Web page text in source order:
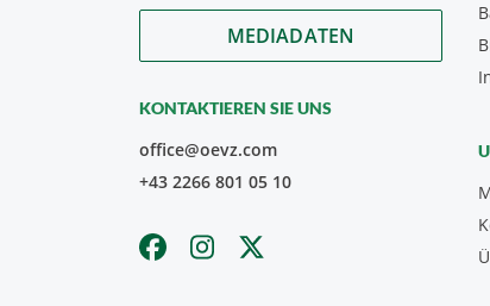
MEDIADATEN
KONTAKTIEREN SIE UNS
office@oevz.com
+43 2266 801 05 10